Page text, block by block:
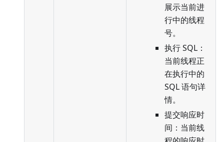
展示当前进
行中的线程
号。
执行 SQL：
当前线程正
在执行中的
SQL 语句详
情。
提交响应时
间：当前线